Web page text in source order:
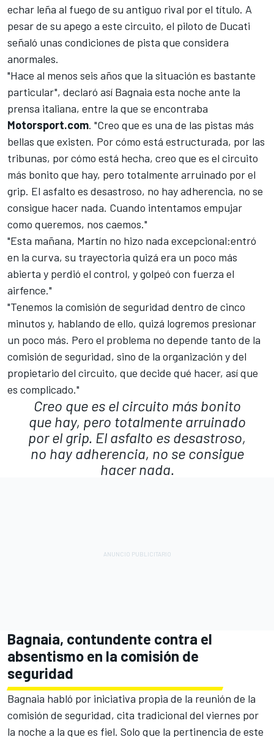
echar leña al fuego de su antiguo rival por el título. A
pesar de su apego a este circuito, el piloto de Ducati
señaló unas condiciones de pista que considera
anormales.
"Hace al menos seis años que la situación es bastante
particular", declaró así Bagnaia esta noche ante la
prensa italiana, entre la que se encontraba
Motorsport.com. "Creo que es una de las pistas más
bellas que existen. Por cómo está estructurada, por las
tribunas, por cómo está hecha, creo que es el circuito
más bonito que hay, pero totalmente arruinado por el
grip. El asfalto es desastroso, no hay adherencia, no se
consigue hacer nada. Cuando intentamos empujar
como queremos, nos caemos."
"Esta mañana, Martín no hizo nada excepcional:entró
en la curva, su trayectoria quizá era un poco más
abierta y perdió el control, y golpeó con fuerza el
airfence."
"Tenemos la comisión de seguridad dentro de cinco
minutos y, hablando de ello, quizá logremos presionar
un poco más. Pero el problema no depende tanto de la
comisión de seguridad, sino de la organización y del
propietario del circuito, que decide qué hacer, así que
es complicado."
Creo que es el circuito más bonito
que hay, pero totalmente arruinado
por el grip. El asfalto es desastroso,
no hay adherencia, no se consigue
hacer nada.
Bagnaia, contundente contra el
absentismo en la comisión de
seguridad
Bagnaia habló por iniciativa propia de la reunión de la
comisión de seguridad, cita tradicional del viernes por
la noche a la que es fiel. Solo que la pertinencia de este